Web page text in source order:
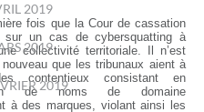
fois que la Cour de cassation
sur un cas de cybersquatting à
collectivité territoriale. Il n’est
que les tribunaux aient à
contentieux consistant en
de noms de domaine
à des marques, violant ainsi les
2019
2019
2019